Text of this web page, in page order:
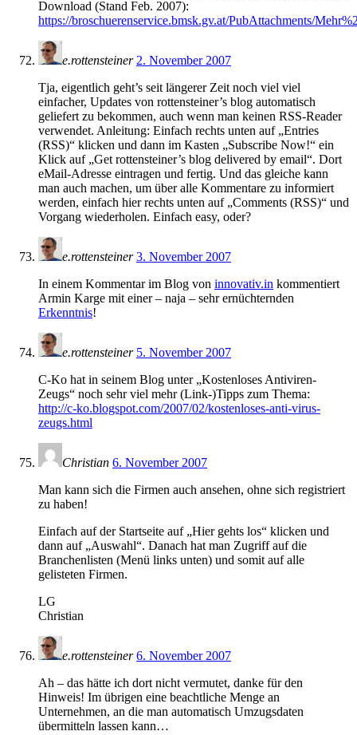
Download (Stand Feb. 2007):
https://broschuerenservice.bmsk.gv.at/PubAttachments/
e.rottensteiner 2. November 2007
Tja, eigentlich geht’s seit längerer Zeit noch viel viel
einfacher, Updates von rottensteiner’s blog automatisch
geliefert zu bekommen, auch wenn man keinen RSS-Reader
verwendet. Anleitung: Einfach rechts unten auf „Entries
(RSS)“ klicken und dann im Kasten „Subscribe Now!“ ein
Klick auf „Get rottensteiner’s blog delivered by email“. Dort
eMail-Adresse eintragen und fertig. Und das gleiche kann
man auch machen, um über alle Kommentare zu informiert
werden, einfach hier rechts unten auf „Comments (RSS)“ und
Vorgang wiederholen. Einfach easy, oder?
e.rottensteiner3. November 2007
In einem Kommentar im Blog von innovativ.in kommentiert
Armin Karge mit einer – naja – sehr ernüchternden
Erkenntnis!
e.rottensteiner 5. November 2007
C-Ko hat in seinem Blog unter „Kostenloses Antiviren-
Zeugs“ noch sehr viel mehr (Link-)Tipps zum Thema:
http://c-ko.blogspot.com/2007/02/kostenloses-anti-virus-
zeugs.html
Christian 6. November 2007
Man kann sich die Firmen auch ansehen, ohne sich registriert
zu haben!
Einfach auf der Startseite auf „Hier gehts los“ klicken und
dann auf „Auswahl“. Danach hat man Zugriff auf die
Branchenlisten (Menü links unten) und somit auf alle
gelisteten Firmen.
LG
Christian
e.rottensteiner6. November 2007
Ah – das hätte ich dort nicht vermutet, danke für den
Hinweis! Im übrigen eine beachtliche Menge an
Unternehmen, an die man automatisch Umzugsdaten
übermitteln lassen kann…